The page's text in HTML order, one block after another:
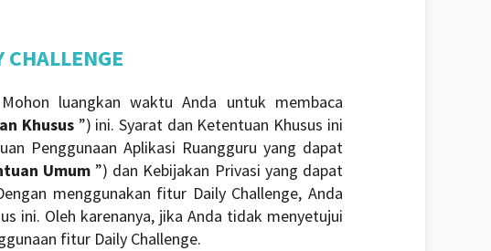
luangkan waktu Anda untuk membaca
Khusus ”) ini. Syarat dan Ketentuan Khusus ini
Penggunaan Aplikasi Ruangguru yang dapat
Umum ”) dan Kebijakan Privasi yang dapat
menggunakan fitur Daily Challenge, Anda
ini. Oleh karenanya, jika Anda tidak menyetujui
fitur Daily Challenge.